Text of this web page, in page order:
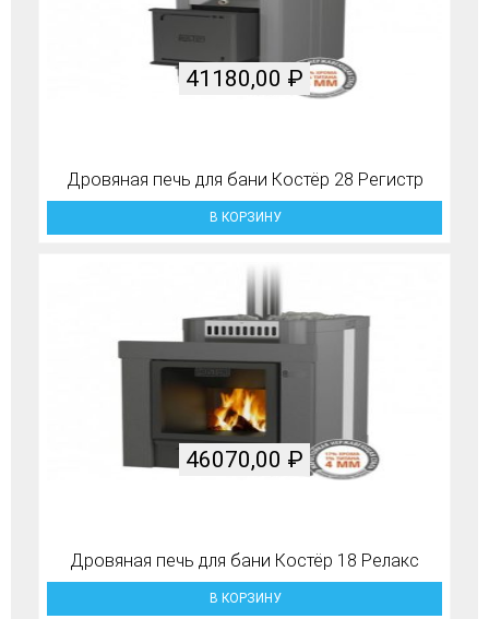
Дровяная печь для бани Костёр 28 Регистр
41180,00 ₽
В КОРЗИНУ
Дровяная печь для бани Костёр 18 Релакс
46070,00 ₽
В КОРЗИНУ